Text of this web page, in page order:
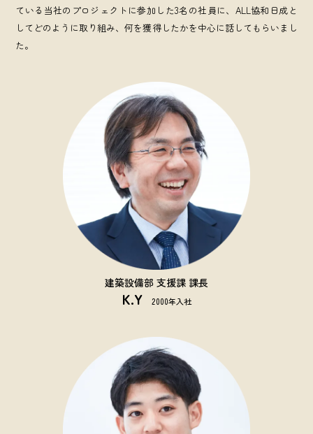
ている当社のプロジェクトに参加した3名の社員に、ALL協和日成と
してどのように取り組み、何を獲得したかを中心に話してもらいまし
た。
建築設備部 支援課 課長
K.Y 2000年入社